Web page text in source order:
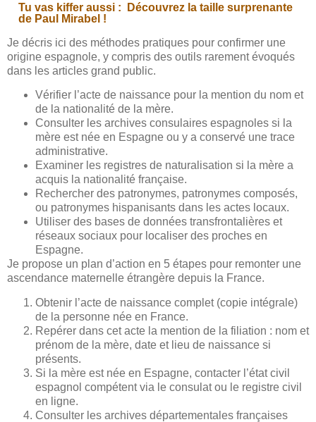
Tu vas kiffer aussi :
Découvrez la taille surprenante
de Paul Mirabel !
Je décris ici des méthodes pratiques pour confirmer une
origine espagnole, y compris des outils rarement évoqués
dans les articles grand public.
Vérifier l’acte de naissance pour la mention du nom et
de la nationalité de la mère.
Consulter les archives consulaires espagnoles si la
mère est née en Espagne ou y a conservé une trace
administrative.
Examiner les registres de naturalisation si la mère a
acquis la nationalité française.
Rechercher des patronymes, patronymes composés,
ou patronymes hispanisants dans les actes locaux.
Utiliser des bases de données transfrontalières et
réseaux sociaux pour localiser des proches en
Espagne.
Je propose un plan d’action en 5 étapes pour remonter une
ascendance maternelle étrangère depuis la France.
Obtenir l’acte de naissance complet (copie intégrale)
de la personne née en France.
Repérer dans cet acte la mention de la filiation : nom et
prénom de la mère, date et lieu de naissance si
présents.
Si la mère est née en Espagne, contacter l’état civil
espagnol compétent via le consulat ou le registre civil
en ligne.
Consulter les archives départementales françaises